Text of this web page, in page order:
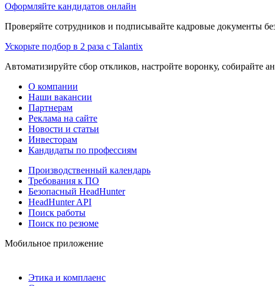
Оформляйте кандидатов онлайн
Проверяйте сотрудников и подписывайте кадровые документы
Ускорьте подбор в 2 раза с Talantix
Автоматизируйте сбор откликов, настройте воронку, собирайте
О компании
Наши вакансии
Партнерам
Реклама на сайте
Новости и статьи
Инвесторам
Кандидаты по профессиям
Производственный календарь
Требования к ПО
Безопасный HeadHunter
HeadHunter API
Поиск работы
Поиск по резюме
Мобильное приложение
Этика и комплаенс